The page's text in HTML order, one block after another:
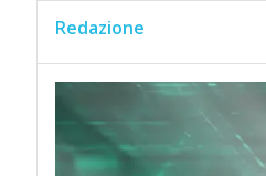
Redazione